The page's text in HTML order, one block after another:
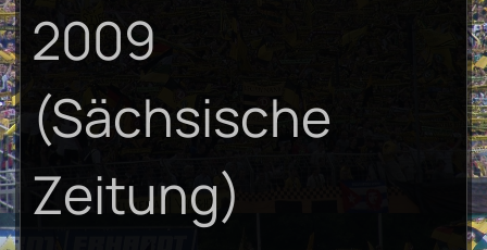
2009
(Sächsische
Zeitung)